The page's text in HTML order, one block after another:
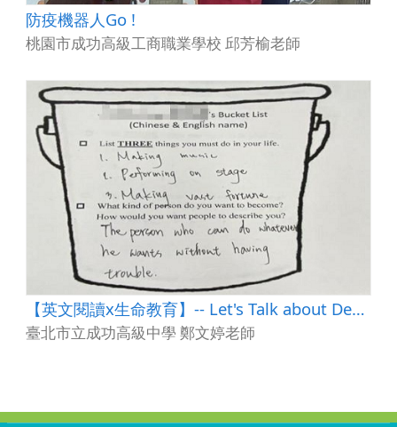
防疫機器人Go !
桃園市成功高級工商職業學校 邱芳榆老師
【英文閱讀x生命教育】-- Let's Talk about Death
臺北市立成功高級中學 鄭文婷老師